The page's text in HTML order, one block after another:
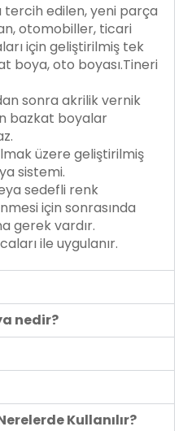
tercih edilen, yeni parça
otomobiller, ticari
için geliştirilmiş tek
boya, oto boyası.Tineri
sonra akrilik vernik
bazkat boyalar
üzere geliştirilmiş
sistemi.
sedefli renk
için sonrasında
gerek vardır.
ile uygulanır.
nedir?
Kullanılır?